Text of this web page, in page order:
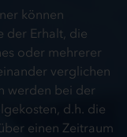
können
der Erhalt, die
oder mehrerer
verglichen
werden bei der
d.h. die
einen Zeitraum